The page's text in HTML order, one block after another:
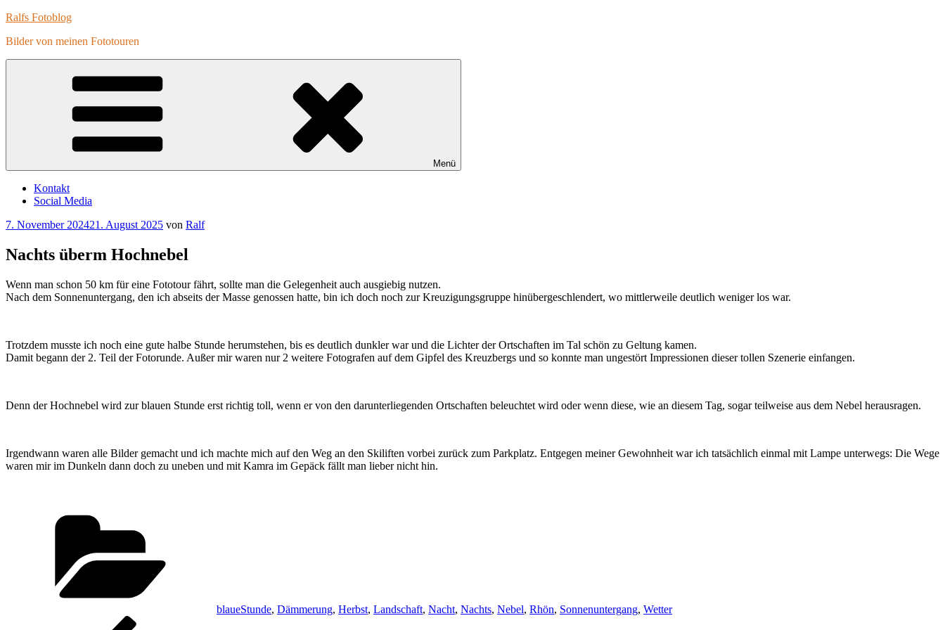
Zum
springen
Ralfs Fotoblog
Bilder von meinen Fototouren
Menü
Kontakt
Social Media
Veröffentlicht
7. November 202421. August 2025 von Ralf
Nachts überm Hochnebel
Wenn man schon 50 km für eine Fototour fährt, sollte man die Gelegenheit auch ausgiebig nutzen.
Nach dem Sonnenuntergang, den ich abseits der Masse genossen hatte, bin ich doch noch zur Kreuzigungsgruppe hinübergeschlendert, wo mittlerweile deutlich weniger los war.
Trotzdem musste ich noch eine gute halbe Stunde herumstehen, bis es deutlich dunkler war und die Lichter der Ortschaften im Tal schön zu Geltung kamen.
Damit begann der 2. Teil der Fotorunde. Außer mir waren nur 2 weitere Fotografen auf dem Gipfel des Kreuzbergs und so konnte man ungestört Impressionen dieser tollen Szenerie einfangen.
Denn der Hochnebel wird zur blauen Stunde erst richtig toll, wenn er von den darunterliegenden Ortschaften beleuchtet wird oder wenn diese, wie an diesem Tag, sogar teilweise aus dem Nebel herausragen.
Irgendwann waren alle Bilder gemacht und ich machte mich auf den Weg an den Skiliften vorbei zurück zum Parkplatz. Entgegen meiner Gewohnheit war ich tatsächlich einmal mit Lampe unterwegs: Die Wege
waren mir im Dunkeln dann doch zu uneben und mit Kamra im Gepäck fällt man lieber nicht hin.
blaueStunde, Dämmerung, Herbst, Landschaft, Nacht, Nachts, Nebel, Rhön, Sonnenuntergang, Wetter
Beitragsnavigation